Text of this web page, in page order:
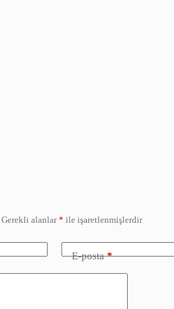
Gerekli alanlar* ile işaretlenmişlerdir
E-posta*